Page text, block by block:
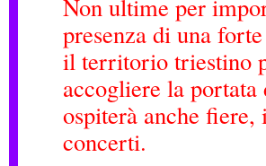
Non ultime per
presenza di una
il territorio triestino
accogliere la
ospiterà anche
concerti.